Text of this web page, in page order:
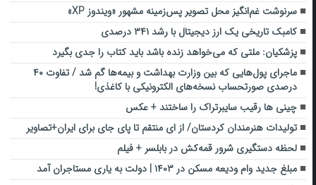
سرنوشت غم‌انگیز محل تصویر پس‌زمینه مشهور «ویندوز XP»
کامبک تاریخی یک ارز دیجیتال با رشد ۳۴۱ درصدی
پزشکیان: ملتی که می‌خواهد زنده باشد باید کتاب را جدی بگیرد
ماجرای پول‌هایی که بین وزارت بهداشت و بیمه‌ها گم شد / تفاوت ۴۰
درصدی صورتحساب نسخه‌های الکترونیکی با کاغذی!
چینی ها رقیب سایبرتراک را ساختند + عکس
تولیدات هنرمندان کردستان/ از ای منتقم تا پای جای برای ایران+تصاویر
لحظه دستگیری شرور قمه‌کش در بابلسر + فیلم
مبلغ جدید وام ودیعه مسکن در ۱۴۰۳ | دولت به یاری مستاجران آمد